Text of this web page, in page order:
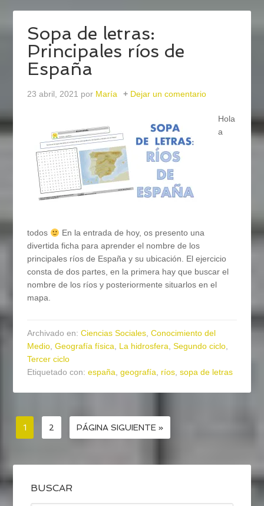
Sopa de letras:
Principales ríos de
España
23 abril, 2021 por María Dejar un comentario
Hola
a
todos
En la entrada de hoy, os presento una
divertida ficha para aprender el nombre de los
principales ríos de España y su ubicación. El ejercicio
consta de dos partes, en la primera hay que buscar el
nombre de los ríos y posteriormente situarlos en el
mapa.
Archivado en:Ciencias Sociales,Conocimiento del
Medio,Geografía física, La hidrosfera,Segundo ciclo,
Tercer ciclo
Etiquetado con:españa,geografía, ríos,sopa de letras
1 2 PÁGINA SIGUIENTE »
BUSCAR